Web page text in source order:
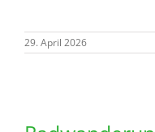
29. April 2026